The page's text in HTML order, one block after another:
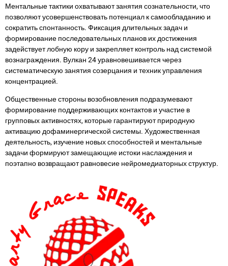
Ментальные тактики охватывают занятия сознательности, что
позволяют усовершенствовать потенциал к самообладанию и
сократить спонтанность. Фиксация длительных задач и
формирование последовательных планов их достижения
задействует лобную кору и закрепляет контроль над системой
вознаграждения. Вулкан 24 уравновешивается через
систематическую занятия созерцания и техник управления
концентрацией.
Общественные стороны возобновления подразумевают
формирование поддерживающих контактов и участие в
групповых активностях, которые гарантируют природную
активацию дофаминергической системы. Художественная
деятельность, изучение новых способностей и ментальные
задачи формируют замещающие истоки наслаждения и
поэтапно возвращают равновесие нейромедиаторных структур.